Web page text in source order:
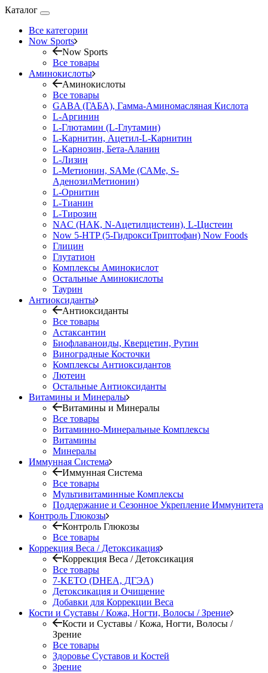
Каталог
Все категории
Now Sports
Now Sports
Все товары
Аминокислоты
Аминокислоты
Все товары
GABA (ГАБА), Гамма-Аминомасляная Кислота
L-Аргинин
L-Глютамин (L-Глутамин)
L-Карнитин, Ацетил-L-Карнитин
L-Карнозин, Бета-Аланин
L-Лизин
L-Метионин, SAMe (САМе, S-
АденозилМетионин)
L-Орнитин
L-Тианин
L-Тирозин
NAC (НАК, N-Ацетилцистеин), L-Цистеин
Now 5-HTP (5-ГидроксиТриптофан) Now Foods
Глицин
Глутатион
Комплексы Аминокислот
Остальные Аминокислоты
Таурин
Антиоксиданты
Антиоксиданты
Все товары
Астаксантин
Биофлаваноиды, Кверцетин, Рутин
Виноградные Косточки
Комплексы Антиоксидантов
Лютеин
Остальные Антиоксиданты
Витамины и Минералы
Витамины и Минералы
Все товары
Витаминно-Минеральные Комплексы
Витамины
Минералы
Иммунная Система
Иммунная Система
Все товары
Мультивитаминные Комплексы
Поддержание и Сезонное Укрепление Иммунитета
Контроль Глюкозы
Контроль Глюкозы
Все товары
Коррекция Веса / Детоксикация
Коррекция Веса / Детоксикация
Все товары
7-KETO (DHEA, ДГЭА)
Детоксикация и Очищение
Добавки для Коррекции Веса
Кости и Суставы / Кожа, Ногти, Волосы / Зрение
Кости и Суставы / Кожа, Ногти, Волосы /
Зрение
Все товары
Здоровье Суставов и Костей
Зрение